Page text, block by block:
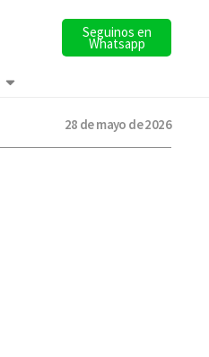
Seguinos en
Whatsapp
28 de mayo de 2026